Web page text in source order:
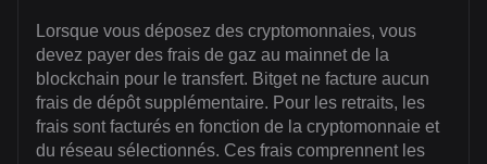
Lorsque vous déposez des cryptomonnaies, vous
devez payer des frais de gaz au mainnet de la
blockchain pour le transfert. Bitget ne facture aucun
frais de dépôt supplémentaire. Pour les retraits, les
frais sont facturés en fonction de la cryptomonnaie et
du réseau sélectionnés. Ces frais comprennent les